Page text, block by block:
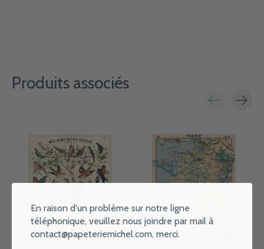
Produits associés
En raison d'un problème sur notre ligne
téléphonique, veuillez nous joindre par mail à
contact@papeteriemichel.com, merci.